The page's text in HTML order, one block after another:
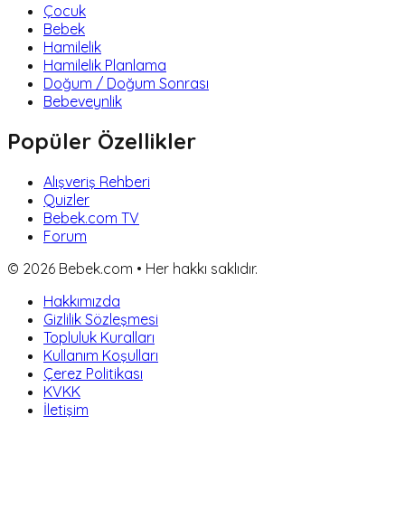
Çocuk
Bebek
Hamilelik
Hamilelik Planlama
Doğum / Doğum Sonrası
Bebeveynlik
Popüler Özellikler
Alışveriş Rehberi
Quizler
Bebek.com TV
Forum
© 2026 Bebek.com • Her hakkı saklıdır.
Hakkımızda
Gizlilik Sözleşmesi
Topluluk Kuralları
Kullanım Koşulları
Çerez Politikası
KVKK
İletişim